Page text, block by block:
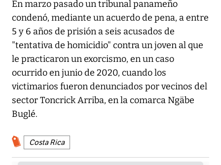
En marzo pasado un tribunal panameño
condenó, mediante un acuerdo de pena, a entre
5 y 6 años de prisión a seis acusados de
"tentativa de homicidio" contra un joven al que
le practicaron un exorcismo, en un caso
ocurrido en junio de 2020, cuando los
victimarios fueron denunciados por vecinos del
sector Toncrick Arriba, en la comarca Ngäbe
Buglé.
Costa Rica